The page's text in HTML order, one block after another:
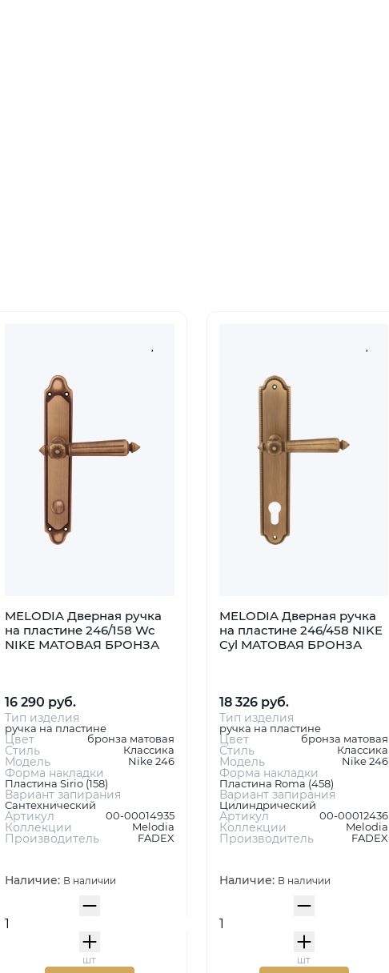
MELODIA Дверная ручка
на пластине 246/158 Wc
NIKE МАТОВАЯ БРОНЗА
16 290 руб.
Тип изделия
ручка на пластине
Цвет бронза матовая
Стиль Классика
Модель Nike 246
Форма накладки
Пластина Sirio (158)
Вариант запирания
Сантехнический
Артикул 00-00014935
Коллекции Melodia
Производитель FADEX
Наличие: В наличии
шт
MELODIA Дверная ручка
на пластине 246/458 NIKE
Cyl МАТОВАЯ БРОНЗА
18 326 руб.
Тип изделия
ручка на пластине
Цвет бронза матовая
Стиль Классика
Модель Nike 246
Форма накладки
Пластина Roma (458)
Вариант запирания
Цилиндрический
Артикул 00-00012436
Коллекции Melodia
Производитель FADEX
Наличие: В наличии
шт